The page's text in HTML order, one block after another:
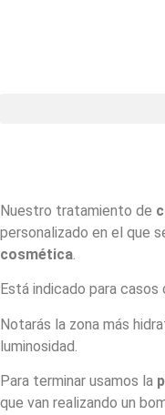
Nuestro tratamiento de
personalizado en el que
cosmética.
Está indicado para casos
Notarás la zona más
luminosidad.
Para terminar usamos la
que van realizando un